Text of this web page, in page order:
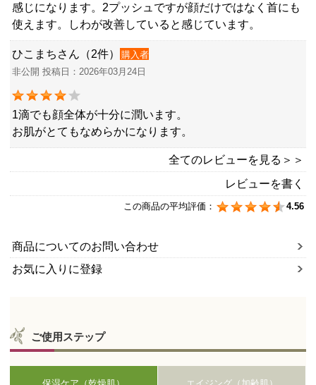
感じになります。2プッシュですが顔だけではなく首にも
使えます。しわが改善していると感じています。
ひこまちさん（2件）
購入者
非公開 投稿日：2026年03月24日
1滴でも顔全体が十分に潤います。
お肌がとてもなめらかになります。
全てのレビューを見る＞＞
レビューを書く
この商品の平均評価： 4.56
商品についてのお問い合わせ
お気に入りに登録